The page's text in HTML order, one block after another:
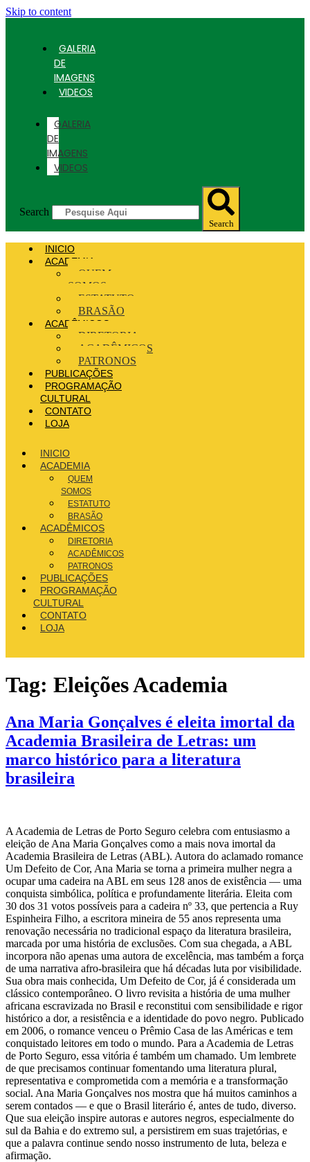
Skip to content
GALERIA
DE
IMAGENS
VIDEOS
GALERIA
DE
IMAGENS
VIDEOS
Search
Search
INICIO
ACADEMIA
QUEM
SOMOS
ESTATUTO
BRASÃO
ACADÊMICOS
DIRETORIA
ACADÊMICOS
PATRONOS
PUBLICAÇÕES
PROGRAMAÇÃO
CULTURAL
CONTATO
LOJA
INICIO
ACADEMIA
QUEM
SOMOS
ESTATUTO
BRASÃO
ACADÊMICOS
DIRETORIA
ACADÊMICOS
PATRONOS
PUBLICAÇÕES
PROGRAMAÇÃO
CULTURAL
CONTATO
LOJA
Tag: Eleições Academia
Ana Maria Gonçalves é eleita imortal da
Academia Brasileira de Letras: um
marco histórico para a literatura
brasileira
A Academia de Letras de Porto Seguro celebra com entusiasmo a
eleição de Ana Maria Gonçalves como a mais nova imortal da
Academia Brasileira de Letras (ABL). Autora do aclamado romance
Um Defeito de Cor, Ana Maria se torna a primeira mulher negra a
ocupar uma cadeira na ABL em seus 128 anos de existência — uma
conquista simbólica, política e profundamente literária. Eleita com
30 dos 31 votos possíveis para a cadeira nº 33, que pertencia a Ruy
Espinheira Filho, a escritora mineira de 55 anos representa uma
renovação necessária no tradicional espaço da literatura brasileira,
marcada por uma história de exclusões. Com sua chegada, a ABL
incorpora não apenas uma autora de excelência, mas também a força
de uma narrativa afro-brasileira que há décadas luta por visibilidade.
Sua obra mais conhecida, Um Defeito de Cor, já é considerada um
clássico contemporâneo. O livro revisita a história de uma mulher
africana escravizada no Brasil e reconstitui com sensibilidade e rigor
histórico a dor, a resistência e a identidade do povo negro. Publicado
em 2006, o romance venceu o Prêmio Casa de las Américas e tem
conquistado leitores em todo o mundo. Para a Academia de Letras
de Porto Seguro, essa vitória é também um chamado. Um lembrete
de que precisamos continuar fomentando uma literatura plural,
representativa e comprometida com a memória e a transformação
social. Ana Maria Gonçalves nos mostra que há muitos caminhos a
serem contados — e que o Brasil literário é, antes de tudo, diverso.
Que sua eleição inspire autoras e autores negros, especialmente do
sul da Bahia e do extremo sul, a persistirem em suas trajetórias, e
que a palavra continue sendo nosso instrumento de luta, beleza e
afirmação.